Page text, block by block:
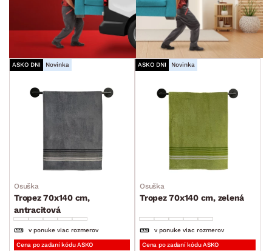
ASKO DNI Novinka
Osuška
Tropez 70x140 cm,
antracitová
v ponuke viac rozmerov
Cena po zadaní kódu ASKO
ASKO DNI Novinka
Osuška
Tropez 70x140 cm, zelená
v ponuke viac rozmerov
Cena po zadaní kódu ASKO